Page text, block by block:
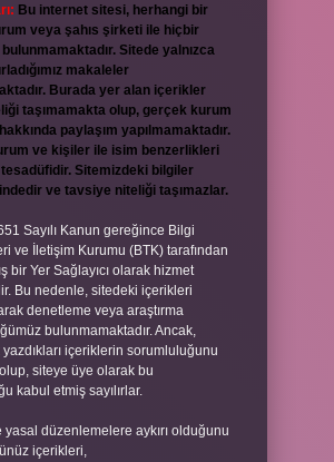
Bu internet sitesi, herhangi bir
veya şahıs şirketi ile hiçbir
bulunmamaktadır. Sitede yalnızca
makaleler
Burada yer alan içerikler
taşımamakta olup, gerçek kurum
paylaşım yapılmamaktadır.
ve kişiler ile isim benzerlikleri
Sitemizdeki bilgiler
ve tavsiye niteliği taşımazlar.
Sayılı Kanun gereğince Bilgi
ve İletişim Kurumu (BTK) tarafından
bir Yer Sağlayıcı olarak hizmet
Bu nedenle, sitedeki içerikleri
denetleme veya araştırma
bulunmamaktadır. Ancak,
içeriklerin sorumluluğunu
siteye üye olarak bu
kabul etmiş sayılırlar.
yasal düzenlemelere aykırı olduğunu
içerikleri,